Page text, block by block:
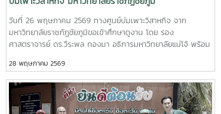
สุด : Story Telling For IDE” เพื่อพัฒนาทักษะการสื่อสารให้มัด
ใจผู้ฟัง ?? Pitching เวทีจริง : ตัวแทนนักศึกษาจำนวน 21 ทีม
จาก 7 มหาวิทยาลัยเครือข่ายภาคเหนือ (ม.นเรศวร, มรภ.พิบูล
สงคราม, มรภ.อุตรดิตถ์, ม.แม่ฟ้าหลวง, ม.พะเยา, ม.เชียงใหม่ และ
จากคณะวิทยากร มาร่วมส่งกำลังใจให้ตัวแทนนักศึกษาในการก้าว
สู่การเป็นผู้ประกอบการนวัตกรรมรุ่นใหม่ไปด้วยกัน
#R2MBootCamp #R2MNorthern #MaejoUniversity
#มหาวิทยาลัยแม่โจ้ #นวัตกรรม #Startup
วันที่ 26 พฤษภาคม 2569 ทางศูนย์บ่มเพาะวิสาหกิจ จาก
มหาวิทยาลัยราชภัฏชัยภูมิขอเข้าศึกษาดูงาน โดย รอง
ศาสตราจารย์ ดร.วีระพล ทองมา อธิการมหาวิทยาลัยแม่โจ้ พร้อม
ด้วย ดร.กัลย์ กัลยาณมิตร ผู้อำนวยการ ผู้บริหาร บุคลากร
รองศาสตราจารย์ ดร.สุนันท์ สีพาย รองอธิการบดีมหาวิทยาลัย
ดูงานการบริหารจัดการศูนย์บ่มเพาะวิสาหกิจ (UBI) ณ อุทยาน
วิทยาศาสตร์เทคโนโลยีเกษตรและอาหาร มหาวิทยาลัยแม่โจ้
วัตถุประสงค์การเข้าศึกษาดู เพื่อศึกษาดูงานการบริหารจัดการ
28 พฤษภาคม 2569